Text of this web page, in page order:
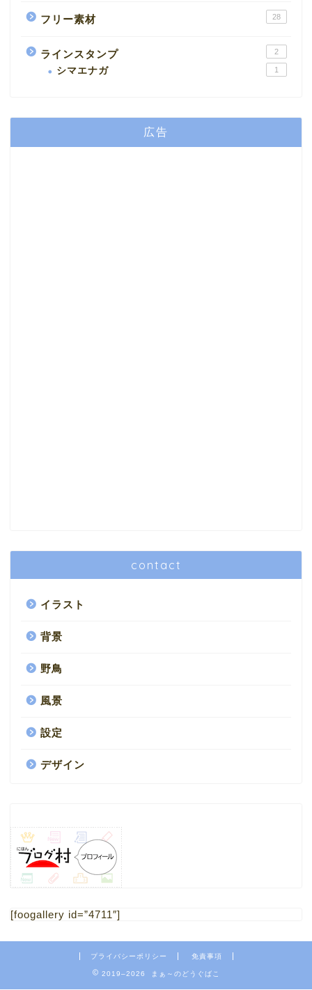
フリー素材 28
ラインスタンプ 2
シマエナガ 1
広告
contact
イラスト
背景
野鳥
風景
設定
デザイン
[foogallery id=”4711″]
プライバシーポリシー 免責事項
2019–2026 まぁ～のどうぐばこ
4.フリー素材 写真